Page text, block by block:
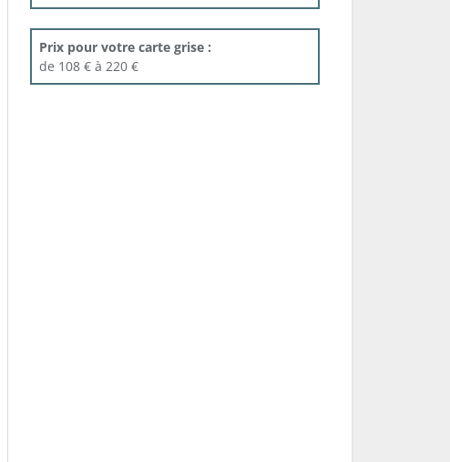
Prix pour votre carte grise :
de 108 € à 220 €